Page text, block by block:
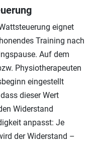
eignet
Training nach
Auf dem
Physiotherapeuten
eingestellt
dieser Wert
Widerstand
anpasst: Je
der Widerstand –